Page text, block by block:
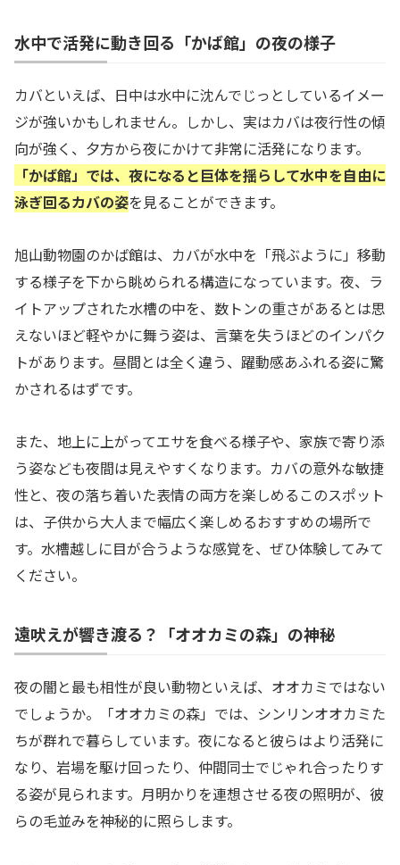
水中で活発に動き回る「かば館」の夜の様子
カバといえば、日中は水中に沈んでじっとしているイメー
ジが強いかもしれません。しかし、実はカバは夜行性の傾
向が強く、夕方から夜にかけて非常に活発になります。
「かば館」では、夜になると巨体を揺らして水中を自由に
泳ぎ回るカバの姿を見ることができます。
旭山動物園のかば館は、カバが水中を「飛ぶように」移動
する様子を下から眺められる構造になっています。夜、ラ
イトアップされた水槽の中を、数トンの重さがあるとは思
えないほど軽やかに舞う姿は、言葉を失うほどのインパク
トがあります。昼間とは全く違う、躍動感あふれる姿に驚
かされるはずです。
また、地上に上がってエサを食べる様子や、家族で寄り添
う姿なども夜間は見えやすくなります。カバの意外な敏捷
性と、夜の落ち着いた表情の両方を楽しめるこのスポット
は、子供から大人まで幅広く楽しめるおすすめの場所で
す。水槽越しに目が合うような感覚を、ぜひ体験してみて
ください。
遠吠えが響き渡る？「オオカミの森」の神秘
夜の闇と最も相性が良い動物といえば、オオカミではない
でしょうか。「オオカミの森」では、シンリンオオカミた
ちが群れで暮らしています。夜になると彼らはより活発に
なり、岩場を駆け回ったり、仲間同士でじゃれ合ったりす
る姿が見られます。月明かりを連想させる夜の照明が、彼
らの毛並みを神秘的に照らします。